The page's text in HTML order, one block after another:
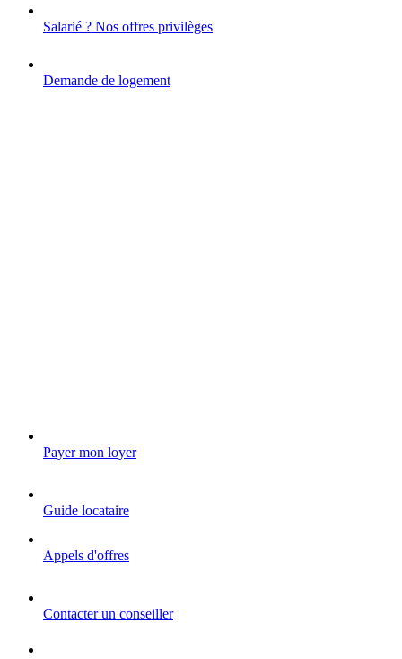
Salarié ? Nos offres privilèges
Demande de logement
Payer mon loyer
Guide locataire
Appels d'offres
Contacter un conseiller